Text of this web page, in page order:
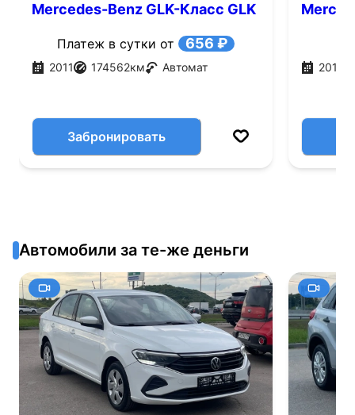
Mercedes-Benz GLK-Класс GLK
Tronic 4MATIC (170 л.с.)
Платеж в сутки от 656 ₽
2011 174562км Автомат
Забронировать
2013
Автомобили за те-же деньги